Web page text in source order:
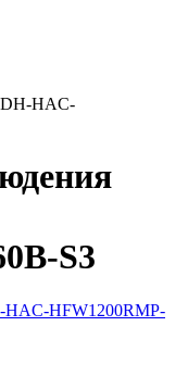
DH-HAC-
S3